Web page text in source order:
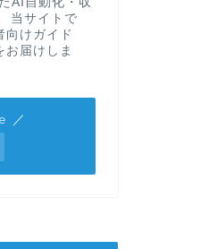
当サイトで
向けガイド
お届けしま
／